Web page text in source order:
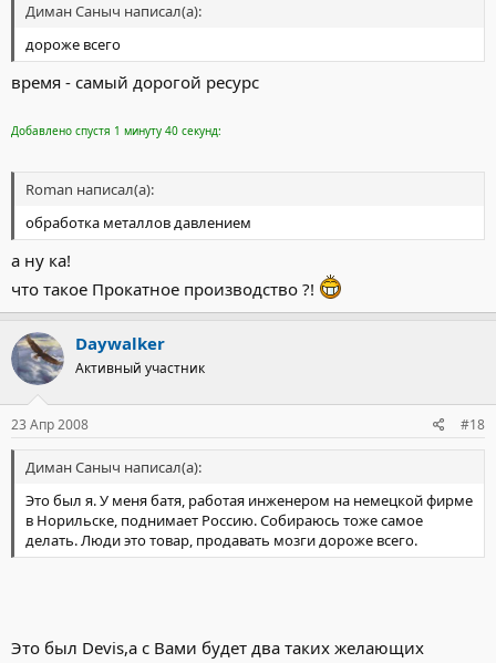
Диман Саныч написал(а):
дороже всего
время - самый дорогой ресурс
Добавлено спустя 1 минуту 40 секунд:
Roman написал(а):
обработка металлов давлением
а ну ка!
что такое Прокатное производство ?!
Daywalker
Активный участник
23 Апр 2008 #18
Диман Саныч написал(а):
Это был я. У меня батя, работая инженером на немецкой фирме
в Норильске, поднимает Россию. Собираюсь тоже самое
делать. Люди это товар, продавать мозги дороже всего.
Это был Devis,а с Вами будет два таких желающих